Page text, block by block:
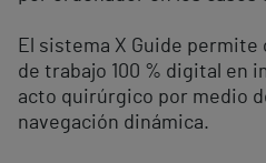
El sistema X Guide
de trabajo 100 % digital en
acto quirúrgico por medio
navegación dinámica.